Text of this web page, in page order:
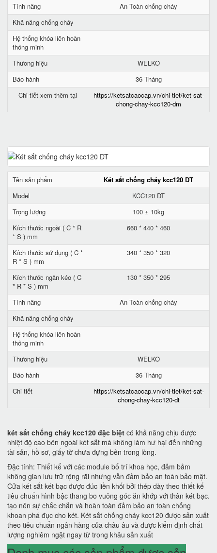
Tính năng
An Toàn chống cháy
Khả năng chống cháy
Hệ thống khóa liên hoàn
thông minh
Thương hiệu
WELKO
Bảo hành
36 Tháng
Chi tiết xem thêm tại
https://ketsatcaocap.vn/chi-tiet/ket-sat-
chong-chay-kcc120-dm
Tên sản phẩm
Két sắt chống cháy kcc120 DT
Model
KCC120 DT
Trọng lượng
100 ± 10kg
Kích thước ngoài ( C * R
* S ) mm
660 * 440 * 460
Kích thước sử dụng ( C *
R * S ) mm
340 * 350 * 320
Kích thước ngăn kéo ( C
* R * S ) mm
130 * 350 * 295
Tính năng
An Toàn chống cháy
Khả năng chống cháy
Hệ thống khóa liên hoàn
thông minh
Thương hiệu
WELKO
Bảo hành
36 Tháng
Chi tiết
https://ketsatcaocap.vn/chi-tiet/ket-sat-
chong-chay-kcc120-dt
két sắt chống cháy kcc120 đặc biệt có khả năng chịu được
nhiệt độ cao bên ngoài két sắt mà không làm hư hại đến những
tài sản, hồ sơ, giấy tờ chưa đựng bên trong lòng.
Đặc tính: Thiết kế với các module bố trí khoa học, đảm bảm
không gian lưu trữ rộng rãi nhưng vẫn đảm bảo an toàn bảo mật.
Cửa két sắt két bạc được đúc liền khối bởi thép dày theo thiết kế
tiêu chuẩn hình bậc thang bo vuông góc ăn khớp với thân két bạc.
tạo nên sự chắc chắn và hoàn toàn đảm bảo an toàn chống
khoan phá đục cho két. Két sắt chống cháy kcc120 được sản xuất
theo tiêu chuẩn ngân hàng của châu âu và được kiểm định chất
lượng nghiêm ngặt ngay từ trong khâu sản xuất